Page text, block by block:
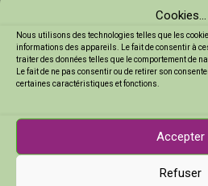
Cookies...
Nous utilisons des technologies telles que les
informations des appareils. Le fait de consentir à
traiter des données telles que le comportement de
Le fait de ne pas consentir ou de retirer son
certaines caractéristiques et fonctions.
Accepter
Refuser
5. Oublier l’importance de la lumière
Les couleurs changent selon la
espace bien éclairé pour voir les
Cet article pourrait vous plaire :